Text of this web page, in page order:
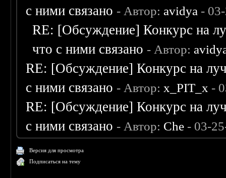
с ними связано - Автор: avidya -
RE: [Обсуждение] Конкурс на
что с ними связано - Автор:
RE: [Обсуждение] Конкурс на
с ними связано - Автор:x_PIT_x -
RE: [Обсуждение] Конкурс на
с ними связано - Автор: Che - 03-
Версия для просмотра
Подписаться на тему